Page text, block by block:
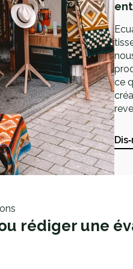
ce
rédiger une